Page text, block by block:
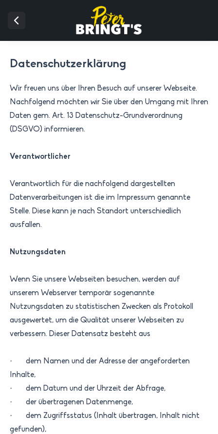
Datenschutzerklärung
Wir freuen uns über Ihren Besuch auf unserer Webseite.
Nachfolgend möchten wir Sie über den Umgang mit Ihren
Daten gem. Art. 13 Datenschutz-Grundverordnung
(DSGVO) informieren.
Verantwortlicher
Verantwortlich für die nachfolgend dargestellten
Datenverarbeitungen ist die im
Impressum genannte
Stelle. Diese kann je nach Standort unterschiedlich
ausfallen.
Nutzungsdaten
Wenn Sie unsere Webseiten besuchen, werden auf
unserem Webserver temporär sogenannte
Nutzungsdaten zu statistischen Zwecken als Protokoll
ausgewertet, um die Qualität unserer Webseiten zu
verbessern. Dieser Datensatz besteht aus
· dem Namen und der Adresse der angeforderten
Inhalte,
· dem Datum und der Uhrzeit der Abfrage,
· der übertragenen Datenmenge,
· dem Zugriffsstatus (Inhalt übertragen, Inhalt nicht
gefunden),